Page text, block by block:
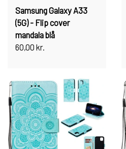
Samsung Galaxy A33
(5G) - Flip cover
mandala blå
60,00 kr.